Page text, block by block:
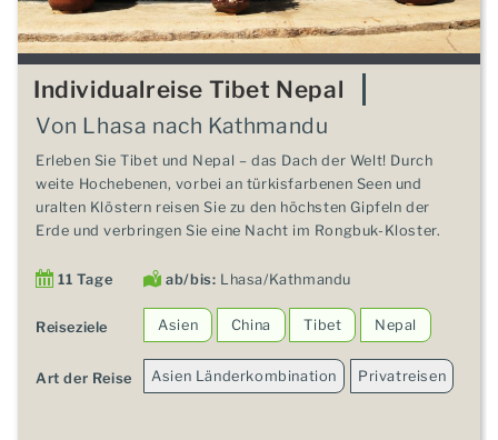
Individualreise Tibet Nepal
Von Lhasa nach Kathmandu
Erleben Sie Tibet und Nepal – das Dach der Welt! Durch
weite Hochebenen, vorbei an türkisfarbenen Seen und
uralten Klöstern reisen Sie zu den höchsten Gipfeln der
Erde und verbringen Sie eine Nacht im Rongbuk-Kloster.
11 Tage ab/bis: Lhasa/Kathmandu
Reiseziele Asien China Tibet Nepal
Art der Reise Asien Länderkombination Privatreisen